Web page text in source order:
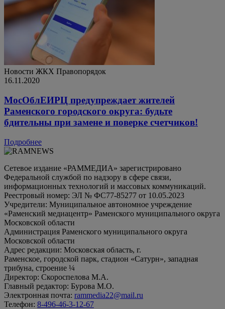
Новости ЖКХ Правопорядок
16.11.2020
МосОблЕИРЦ предупреждает жителей
Раменского городского округа: будьте
бдительны при замене и поверке счетчиков!
Подробнее
Сетевое издание «РАММЕДИА» зарегистрировано
Федеральной службой по надзору в сфере связи,
информационных технологий и массовых коммуникаций.
Реестровый номер: ЭЛ № ФС77-85277 от 10.05.2023
Учредители: Муниципальное автономное учреждение
«Раменский медиацентр» Раменского муниципального округа
Московской области
Администрация Раменского муниципального округа
Московской области
Адрес редакции: Московская область, г.
Раменское, городской парк, стадион «Сатурн», западная
трибуна, строение ¼
Директор: Скороспелова М.А.
Главный редактор: Бурова М.О.
Электронная почта: rammedia22@mail.ru
Телефон: 8-496-46-3-12-67